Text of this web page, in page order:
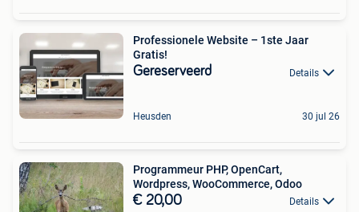
Professionele Website – 1ste Jaar
Gratis!
Gereserveerd Details
Heusden 30 jul 26
Programmeur PHP, OpenCart,
Wordpress, WooCommerce, Odoo
€ 20,00 Details